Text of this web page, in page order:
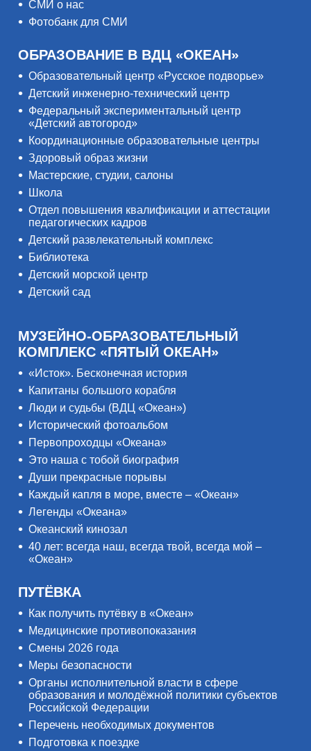
СМИ о нас
Фотобанк для СМИ
ОБРАЗОВАНИЕ В ВДЦ «ОКЕАН»
Образовательный центр «Русское подворье»
Детский инженерно-технический центр
Федеральный экспериментальный центр
«Детский автогород»
Координационные образовательные центры
Здоровый образ жизни
Мастерские, студии, салоны
Школа
Отдел повышения квалификации и аттестации
педагогических кадров
Детский развлекательный комплекс
Библиотека
Детский морской центр
Детский сад
МУЗЕЙНО-ОБРАЗОВАТЕЛЬНЫЙ
КОМПЛЕКС «ПЯТЫЙ ОКЕАН»
«Исток». Бесконечная история
Капитаны большого корабля
Люди и судьбы (ВДЦ «Океан»)
Исторический фотоальбом
Первопроходцы «Океана»
Это наша с тобой биография
Души прекрасные порывы
Каждый капля в море, вместе – «Океан»
Легенды «Океана»
Океанский кинозал
40 лет: всегда наш, всегда твой, всегда мой –
«Океан»
ПУТЁВКА
Как получить путёвку в «Океан»
Медицинские противопоказания
Смены 2026 года
Меры безопасности
Органы исполнительной власти в сфере
образования и молодёжной политики субъектов
Российской Федерации
Перечень необходимых документов
Подготовка к поездке